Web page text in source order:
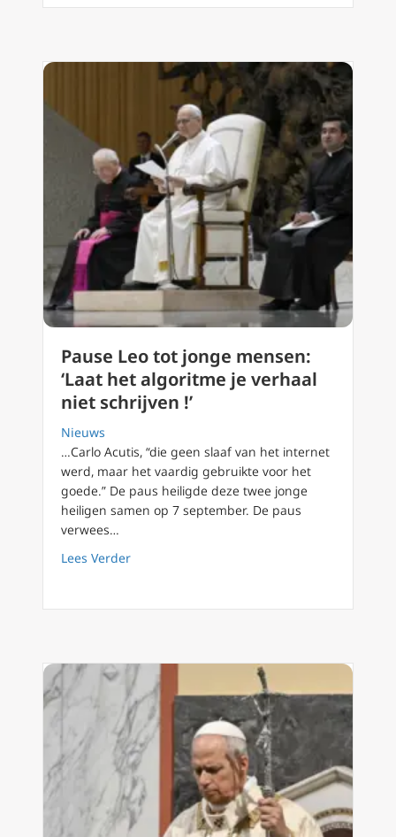
Pause Leo tot jonge mensen:
‘Laat het algoritme je verhaal
niet schrijven !’
Nieuws
…Carlo Acutis, “die geen slaaf van het internet
werd, maar het vaardig gebruikte voor het
goede.” De paus heiligde deze twee jonge
heiligen samen op 7 september. De paus
verwees…
Lees Verderabout Pause Leo tot jonge mensen: ‘Laat